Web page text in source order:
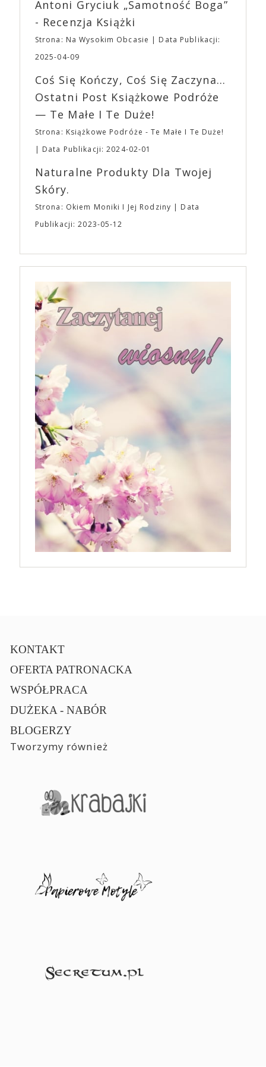
(„Joker”, „Ona”) w swojej najbardziej zaskakującej
roli. Twórca kultowych „Dziedzictwo. Hereditary” i
„Midsommar. W biały dzień” zrealizował najbardziej
osobisty film, który pozwolił mu w pełni podzielić
się z widzami swoimi lękami, wizją świata, a przede
„Bo się boi” w kinach od 21 kwietnia.
Waszych ulubionych Wystawców serwujących
napoje oraz drobne przekąski a przed halą
planujemy Strefę FoodTrucków. Życzymy Wam
fantastycznego czasu oczekiwania na nadchodzącą
EXPO XXI!
Antoni Gryciuk „Samotność Boga”
- Recenzja Książki
Strona: Na Wysokim Obcasie
Data Publikacji:
2025-04-09
Coś Się Kończy, Coś Się Zaczyna...
Ostatni Post Książkowe Podróże
— Te Małe I Te Duże!
Strona: Książkowe Podróże - Te Małe I Te Duże!
Data Publikacji: 2024-02-01
Naturalne Produkty Dla Twojej
Skóry.
Strona: Okiem Moniki I Jej Rodziny
Data
Publikacji: 2023-05-12
KONTAKT
OFERTA PATRONACKA
WSPÓŁPRACA
DUŻEKA - NABÓR
BLOGERZY
Tworzymy również